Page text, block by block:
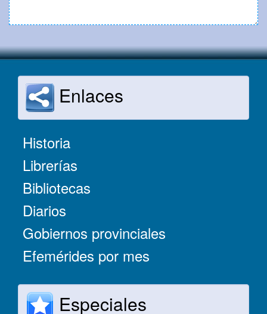
Enlaces
Historia
Librerías
Bibliotecas
Diarios
Gobiernos provinciales
Efemérides por mes
Especiales